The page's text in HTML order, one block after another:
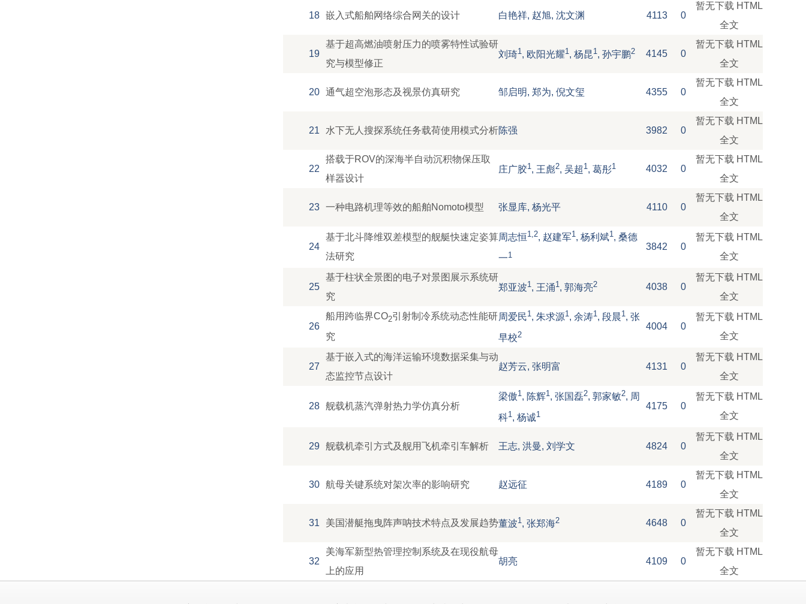
18 嵌入式船舶网络综合网关的设计 白艳祥, 赵旭, 沈文渊 4113 0
暂无下载 HTML
全文
19
基于超高燃油喷射压力的喷雾特性试验研
究与模型修正
刘琦1, 欧阳光耀1, 杨昆1, 孙宇鹏2 4145 0
暂无下载 HTML
全文
20 通气超空泡形态及视景仿真研究 邹启明, 郑为, 倪文玺 4355 0
暂无下载 HTML
全文
21 水下无人搜探系统任务载荷使用模式分析陈强 3982 0
暂无下载 HTML
全文
22
搭载于ROV的深海半自动沉积物保压取
样器设计
庄广胶1, 王彪2, 吴超 1, 葛彤1 4032 0
暂无下载 HTML
全文
23 一种电路机理等效的船舶Nomoto模型 张显库, 杨光平 4110 0
暂无下载 HTML
全文
24
基于北斗降维双差模型的舰艇快速定姿算
法研究
周志恒1,2, 赵建军1, 杨利斌1, 桑德
一1
3842 0
暂无下载 HTML
全文
25
基于柱状全景图的电子对景图展示系统研
究
郑亚波1, 王涌1, 郭海亮2 4038 0
暂无下载 HTML
全文
26
船用跨临界CO2引射制冷系统动态性能研
究
周爱民1, 朱求源1, 余涛1, 段晨1, 张
早校2
4004 0
暂无下载 HTML
全文
27
基于嵌入式的海洋运输环境数据采集与动
态监控节点设计
赵芳云, 张明富 4131 0
暂无下载 HTML
全文
28 舰载机蒸汽弹射热力学仿真分析
梁傲1, 陈辉1, 张国磊2, 郭家敏2, 周
科1 , 杨诚1
4175 0
暂无下载 HTML
全文
29 舰载机牵引方式及舰用飞机牵引车解析 王志, 洪曼, 刘学文 4824 0
暂无下载 HTML
全文
30 航母关键系统对架次率的影响研究 赵远征 4189 0
暂无下载 HTML
全文
31 美国潜艇拖曳阵声呐技术特点及发展趋势董波1, 张郑海2 4648 0
暂无下载 HTML
全文
32
美海军新型热管理控制系统及在现役航母
上的应用
胡亮 4109 0
暂无下载 HTML
全文